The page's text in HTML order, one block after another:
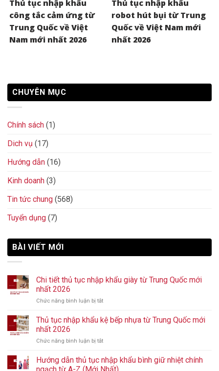
Thủ tục nhập khẩu
công tắc cảm ứng từ
Trung Quốc về Việt
Nam mới nhất 2026
Thủ tục nhập khẩu
robot hút bụi từ Trung
Quốc về Việt Nam mới
nhất 2026
CHUYÊN MỤC
Chính sách (1)
Dich vụ (17)
Hướng dẫn (16)
Kinh doanh (3)
Tin tức chung (568)
Tuyển dụng (7)
BÀI VIẾT MỚI
Chi tiết thủ tục nhập khẩu giày từ Trung Quốc mới
nhất 2026
Chức năng bình luận bị tắt
tiết
thủ
giày
từ
Thủ tục nhập khẩu kệ bếp nhựa từ Trung Quốc mới
nhất 2026
Chức năng bình luận bị tắt
tục
nhập
Hướng dẫn thủ tục nhập khẩu bình giữ nhiệt chính